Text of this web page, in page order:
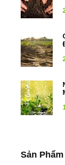
Sản